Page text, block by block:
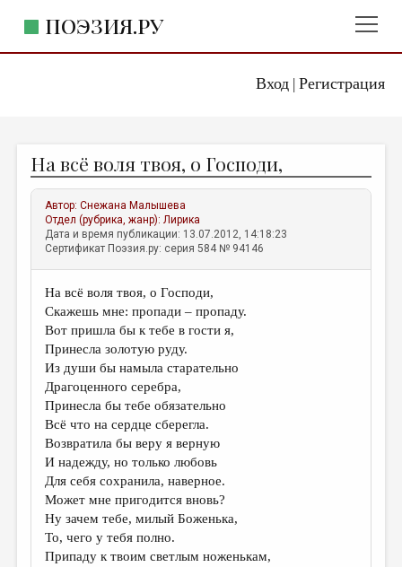
Вход| Регистрация
ПОЭЗИЯ.РУ
ЖАНРЫ
АВТОРЫ
КОММЕНТАРИИ
ЛИТСАЛОН
НОВОСТИ
ПРАВИЛА САЙТА
ОТДЕЛЫ И РУБРИКИ
ИЗБРАННОЕ
ДАЙДЖЕСТ
ПРОИЗВЕДЕНИЯ
ПЕРЕВОДЫ
КОНКУРСЫ
ДЕТСКАЯ КОМНАТА
На всё воля твоя, о Господи,
Автор:Снежана Малышева
Отдел (рубрика, жанр):Лирика
Дата и время публикации: 13.07.2012, 14:18:23
Сертификат Поэзия.ру: серия 584 № 94146
На всё воля твоя, о Господи,
Скажешь мне: пропади – пропаду.
Вот пришла бы к тебе в гости я,
Принесла золотую руду.
Из души бы намыла старательно
Драгоценного серебра,
Принесла бы тебе обязательно
Всё что на сердце сберегла.
Возвратила бы веру я верную
И надежду, но только любовь
Для себя сохранила, наверное.
Может мне пригодится вновь?
Ну зачем тебе, милый Боженька,
То, чего у тебя полно.
Припаду к твоим светлым ноженькам,